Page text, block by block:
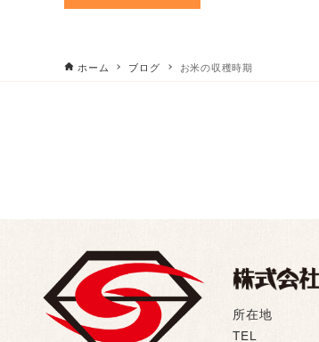
ホーム ブログ お米の収穫時期
所在地
TEL